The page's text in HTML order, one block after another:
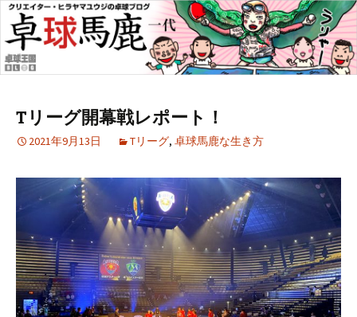
Tリーグ開幕戦レポート！
2021年9月13日 Tリーグ, 卓球馬鹿な生き方